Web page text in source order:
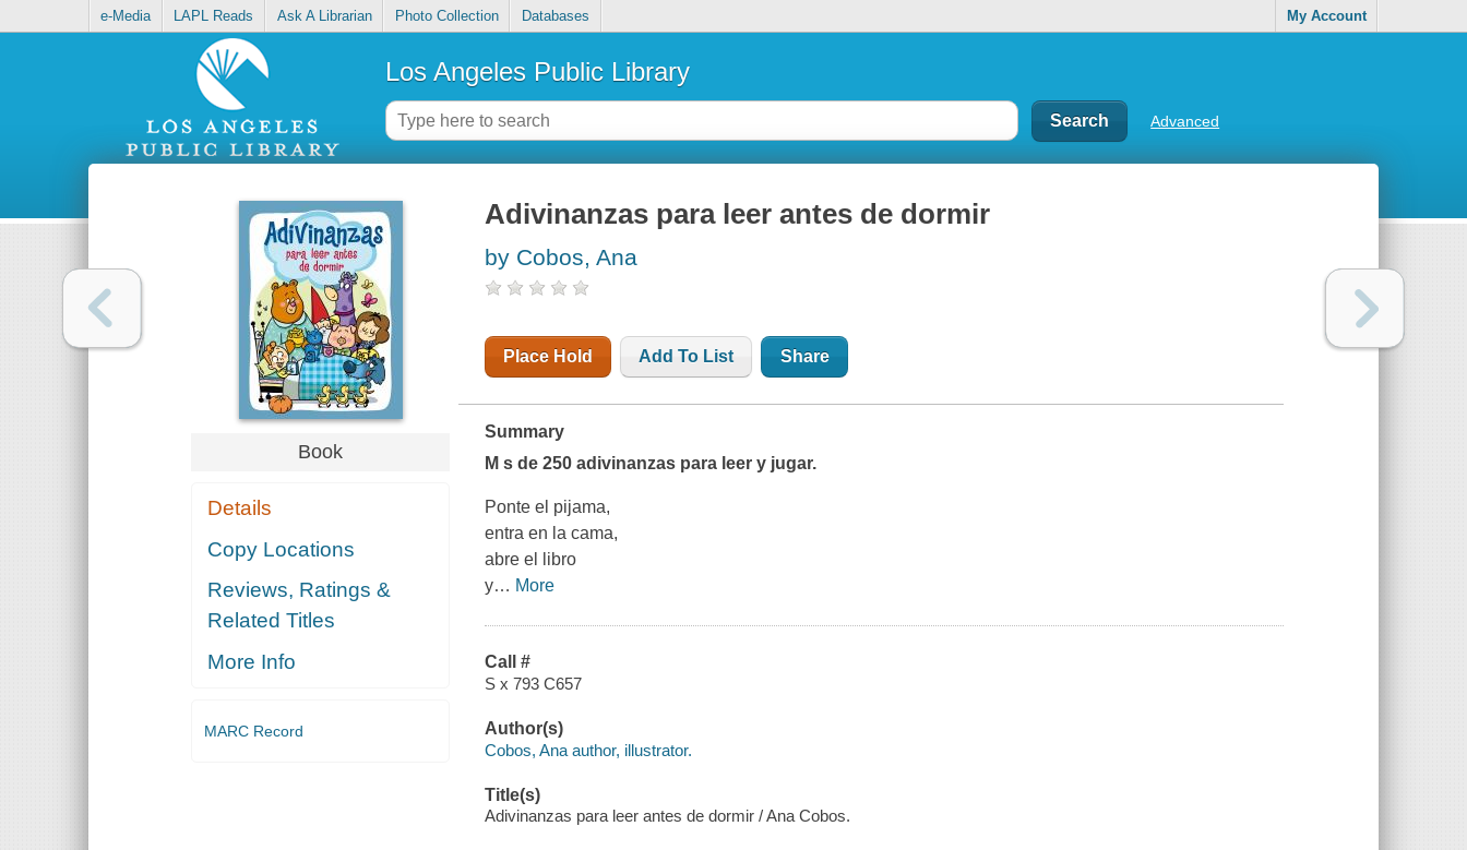
e-Media LAPL Reads Ask A Librarian Photo Collection Databases My Account
Los Angeles Public Library
Advanced
Book
Details
Copy Locations
Reviews, Ratings &
Related Titles
More Info
MARC Record
Adivinanzas para leer antes de dormir
by Cobos, Ana
Place Hold Add To List Share
Summary
M s de 250 adivinanzas para leer y jugar.
Ponte el pijama,
entra en la cama,
abre el libro
y… More
Call #
S x 793 C657
Author(s)
Cobos, Ana author, illustrator.
Title(s)
Adivinanzas para leer antes de dormir / Ana Cobos.